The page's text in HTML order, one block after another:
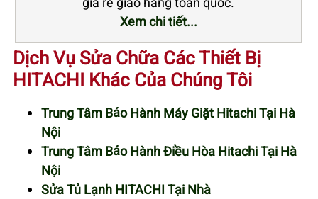
Xem chi tiết...
Dịch Vụ Sửa Chữa Các Thiết Bị
HITACHI Khác Của Chúng Tôi
Trung Tâm Bảo Hành Máy Giặt Hitachi Tại Hà
Nội
Trung Tâm Bảo Hành Điều Hòa Hitachi Tại Hà
Nội
Sửa Tủ Lạnh HITACHI Tại Nhà